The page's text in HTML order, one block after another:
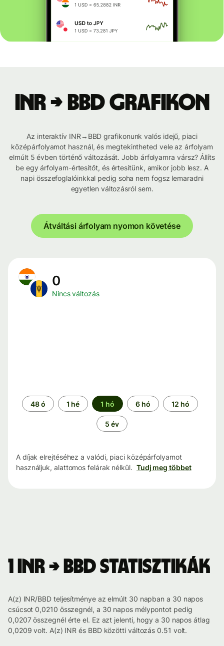
INR → BBD grafikon
Az interaktív INR→BBD grafikonunk valós idejű, piaci
középárfolyamot használ, és megtekintheted vele az árfolyam
elmúlt 5 évben történő változását. Jobb árfolyamra vársz? Állíts
be egy árfolyam-értesítőt, és értesítünk, amikor jobb lesz. A
napi összefoglalóinkkal pedig soha nem fogsz lemaradni
egyetlen változásról sem.
Átváltási árfolyam nyomon követése
0
Nincs változás
Időszak
48 ó 1 hé 1 hó 6 hó 12 hó
5 év
A díjak elrejtéséhez a valódi, piaci középárfolyamot
használjuk, alattomos felárak nélkül. Tudj meg többet
1 INR → BBD statisztikák
A(z) INR/BBD teljesítménye az elmúlt 30 napban a 30 napos
csúcsot 0,0210 összegnél, a 30 napos mélypontot pedig
0,0207 összegnél érte el. Ez azt jelenti, hogy a 30 napos átlag
0,0209 volt. A(z) INR és BBD közötti változás 0.51 volt.